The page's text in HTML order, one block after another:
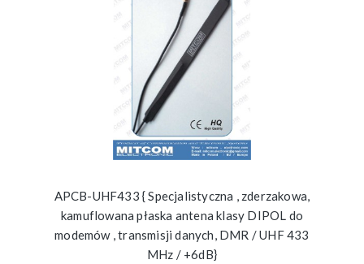
APCB-UHF433 { Specjalistyczna , zderzakowa,
kamuflowana płaska antena klasy DIPOL do
modemów , transmisji danych, DMR / UHF 433
MHz / +6dB}